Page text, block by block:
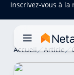
Inscrivez-vous à la
Accueil Article